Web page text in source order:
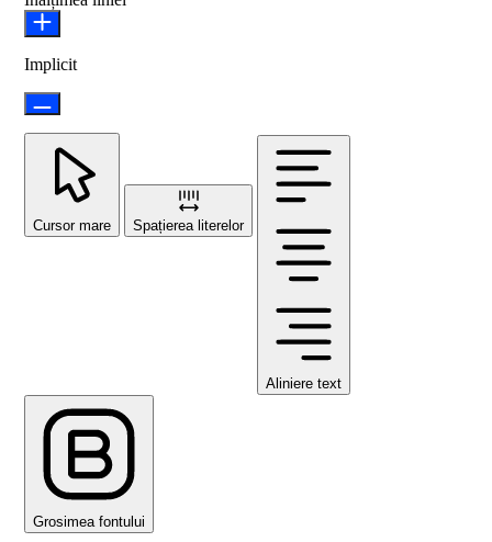
Implicit
Cursor mare Spațierea literelor
Aliniere text
Grosimea fontului